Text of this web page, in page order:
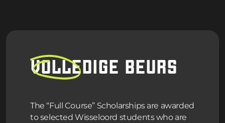
VOLLEDIGE BEURS
The “Full Course” Scholarships are awarded
to selected Wisseloord students who are